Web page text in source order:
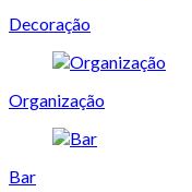
Decoração
Organização
Bar